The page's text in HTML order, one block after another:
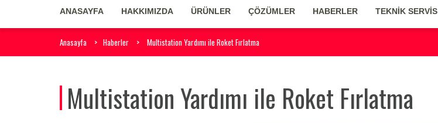
ANASAYFA HAKKIMIZDA ÜRÜNLER ÇÖZÜMLER HABERLER TEKNİK SERVİS
Anasayfa Haberler Multistation Yardımı ile Roket Fırlatma
Multistation Yardımı ile Roket Fırlatma